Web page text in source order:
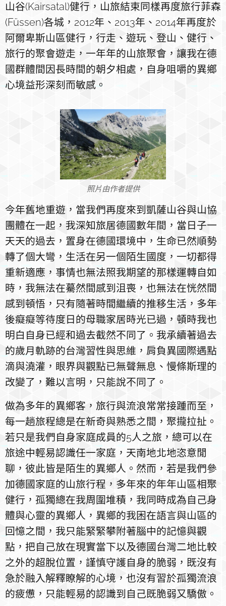
山谷(Kairsatal)健行，山旅結束同樣再度旅行菲森
(Füssen)各城，2012年、2013年、2014年再度於
阿爾卑斯山區健行，行走、遊玩、登山、健行、
旅行的聚會遊走，一年年的山旅聚會，讓我在德
國群體間因長時間的朝夕相處，自身咀嚼的異鄉
心境益形深刻而敏感。
照片由作者提供
今年舊地重遊，當我們再度來到凱薩山谷與山協
團體在一起，我深知旅居德國數年間，當日子一
天天的過去，置身在德國環境中，生命已然順勢
轉了個大彎，生活在另一個陌生國度，一切都得
重新適應，事情也無法照我期望的那樣運轉自如
時，我無法在驀然間感到沮喪，也無法在恍然間
感到頓悟，只有隨著時間繼續的推移生活，多年
後癡癡等待度日的母職家居時光已過，頓時我也
明白自身已經和過去截然不同了。我承續著過去
的歲月軌跡的台灣習性與思維，肩負異國際遇點
滴與澆灌，眼界與觀點已無聲無息、慢條斯理的
改變了，難以言明，只能說不同了。
做為多年的異鄉客，旅行與流浪常常接踵而至，
每一趟旅程總是在新奇與熟悉之間，聚攏拉扯。
若只是我們自身家庭成員的5人之旅，總可以在
旅途中輕易認識任一家庭，天南地北地恣意閒
聊，彼此皆是陌生的異鄉人。然而，若是我們參
加德國家庭的山旅行程，多年來的年年山區相聚
健行，孤獨總在我周圍堆積，我同時成為自己身
體與心靈的異鄉人，異鄉的我困在語言與山區的
回憶之間，我只能緊緊攀附著腦中的記憶與觀
點，把自己放在現實當下以及德國台灣二地比較
之外的超脫位置，謹慎守護自身的脆弱，既沒有
急於融入解釋瞭解的心境，也沒有習於孤獨流浪
的疲憊，只能輕易的認識到自己既脆弱又驕傲。